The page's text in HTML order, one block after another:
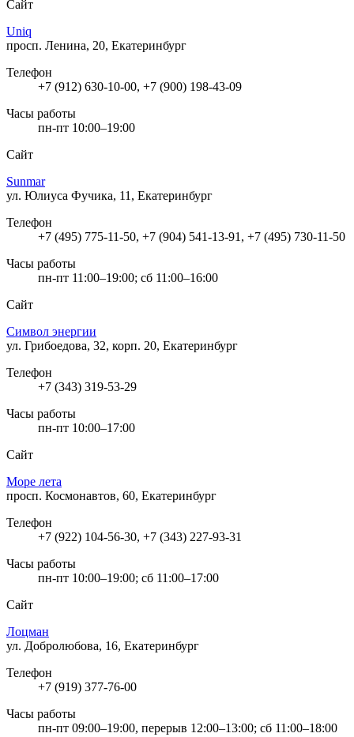
Сайт
Uniq
просп. Ленина, 20, Екатеринбург
Телефон
+7 (912) 630-10-00, +7 (900) 198-43-09
Часы работы
пн-пт 10:00–19:00
Сайт
Sunmar
ул. Юлиуса Фучика, 11, Екатеринбург
Телефон
+7 (495) 775-11-50, +7 (904) 541-13-91, +7 (495) 730-11-50
Часы работы
пн-пт 11:00–19:00; сб 11:00–16:00
Сайт
Символ энергии
ул. Грибоедова, 32, корп. 20, Екатеринбург
Телефон
+7 (343) 319-53-29
Часы работы
пн-пт 10:00–17:00
Сайт
Море лета
просп. Космонавтов, 60, Екатеринбург
Телефон
+7 (922) 104-56-30, +7 (343) 227-93-31
Часы работы
пн-пт 10:00–19:00; сб 11:00–17:00
Сайт
Лоцман
ул. Добролюбова, 16, Екатеринбург
Телефон
+7 (919) 377-76-00
Часы работы
пн-пт 09:00–19:00, перерыв 12:00–13:00; сб 11:00–18:00